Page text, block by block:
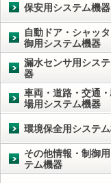
保安用システム機器
自動ドア・シャッ
御用システム機器
漏水センサ用シス
器
車両・道路・交通
場用システム機器
環境保全用システ
その他情報・制御
テム機器